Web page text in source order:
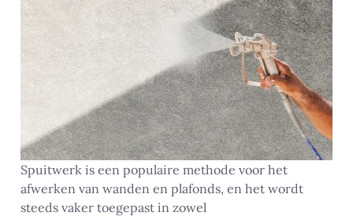
Spuitwerk is een populaire methode voor het
afwerken van wanden en plafonds, en het wordt
steeds vaker toegepast in zowel